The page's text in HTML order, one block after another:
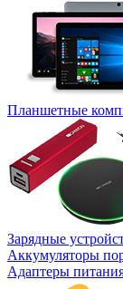
Планшетные
Зарядные
Аккумуляторы
Адаптеры